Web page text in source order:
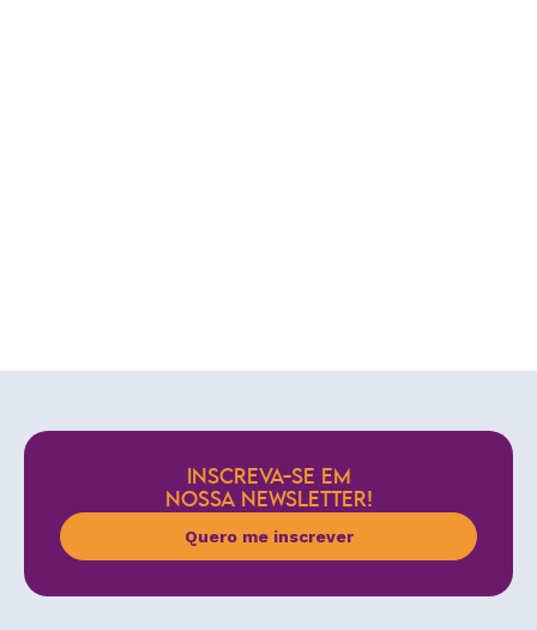
INSCREVA-SE EM
NOSSA NEWSLETTER!
Quero me inscrever